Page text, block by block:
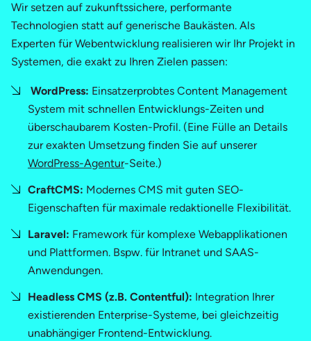
Wir setzen auf zukunftssichere, performante
Technologien statt auf generische Baukästen. Als
Experten für Webentwicklung realisieren wir Ihr Projekt in
Systemen, die exakt zu Ihren Zielen passen:
WordPress: Einsatzerprobtes Content Management
System mit schnellen Entwicklungs-Zeiten und
überschaubarem Kosten-Profil. (Eine Fülle an Details
zur exakten Umsetzung finden Sie auf unserer
WordPress-Agentur-Seite.)
CraftCMS: Modernes CMS mit guten SEO-
Eigenschaften für maximale redaktionelle Flexibilität.
Laravel: Framework für komplexe Webapplikationen
und Plattformen. Bspw. für Intranet und SAAS-
Anwendungen.
Headless CMS (z.B. Contentful): Integration Ihrer
existierenden Enterprise-Systeme, bei gleichzeitig
unabhängiger Frontend-Entwicklung.